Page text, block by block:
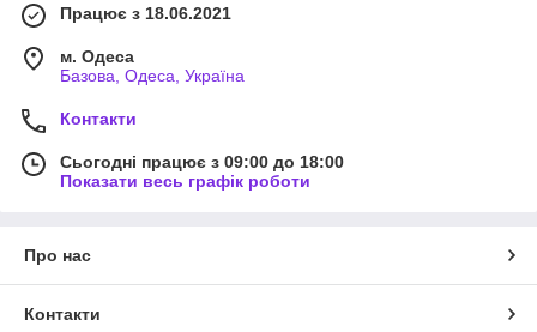
Працює з 18.06.2021
м. Одеса
Базова, Одеса, Україна
Контакти
Сьогодні працює з 09:00 до 18:00
Показати весь графік роботи
Про нас
Контакти